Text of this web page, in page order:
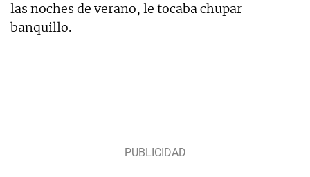
las noches de verano, le tocaba chupar
banquillo.